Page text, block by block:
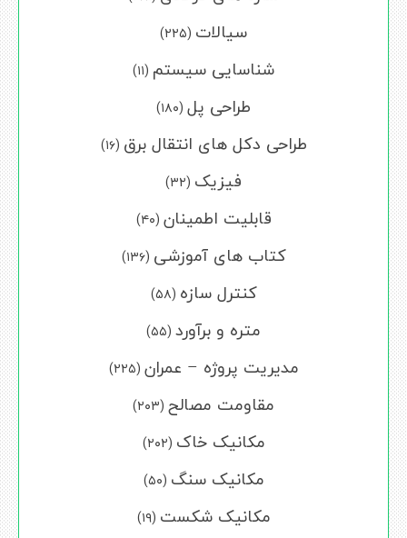
سیالات (۲۲۵)
شناسایی سیستم (۱۱)
طراحی پل (۱۸۰)
طراحی دکل های انتقال برق (۱۶)
فیزیک (۳۲)
قابلیت اطمینان (۴۰)
کتاب های آموزشی (۱۳۶)
کنترل سازه (۵۸)
متره و برآورد (۵۵)
مدیریت پروژه – عمران (۲۲۵)
مقاومت مصالح (۲۰۳)
مکانیک خاک (۲۰۲)
مکانیک سنگ (۵۰)
مکانیک شکست (۱۹)